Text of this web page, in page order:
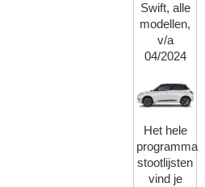
Swift, alle
modellen,
v/a
04/2024
Het hele
programma
stootlijsten
vind je